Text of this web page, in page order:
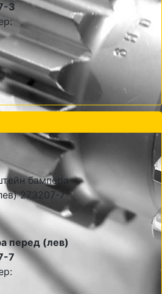
3
перед (лев)
7